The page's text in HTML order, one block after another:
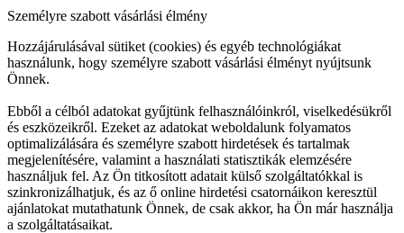
Személyre szabott vásárlási élmény
Hozzájárulásával sütiket (cookies) és egyéb technológiákat
használunk, hogy személyre szabott vásárlási élményt nyújtsunk
Önnek.
Ebből a célból adatokat gyűjtünk felhasználóinkról, viselkedésükről
és eszközeikről. Ezeket az adatokat weboldalunk folyamatos
optimalizálására és személyre szabott hirdetések és tartalmak
megjelenítésére, valamint a használati statisztikák elemzésére
használjuk fel. Az Ön titkosított adatait külső szolgáltatókkal is
szinkronizálhatjuk, és az ő online hirdetési csatornáikon keresztül
ajánlatokat mutathatunk Önnek, de csak akkor, ha Ön már használja
a szolgáltatásaikat.